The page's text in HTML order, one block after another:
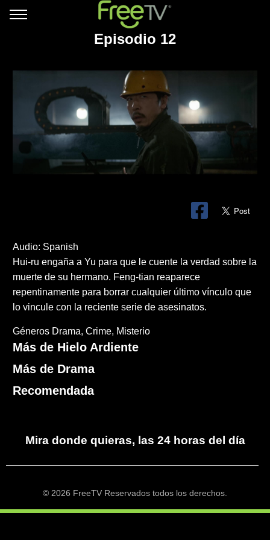
Episodio 12
Audio: Spanish
Hui-ru engaña a Yu para que le cuente la verdad sobre la
muerte de su hermano. Feng-tian reaparece
repentinamente para borrar cualquier último vínculo que
lo vincule con la reciente serie de asesinatos.
Géneros Drama Crime Misterio
Más de Hielo Ardiente
Más de Drama
Recomendada
Mira donde quieras, las 24 horas del día
© 2026 FreeTV Reservados todos los derechos.